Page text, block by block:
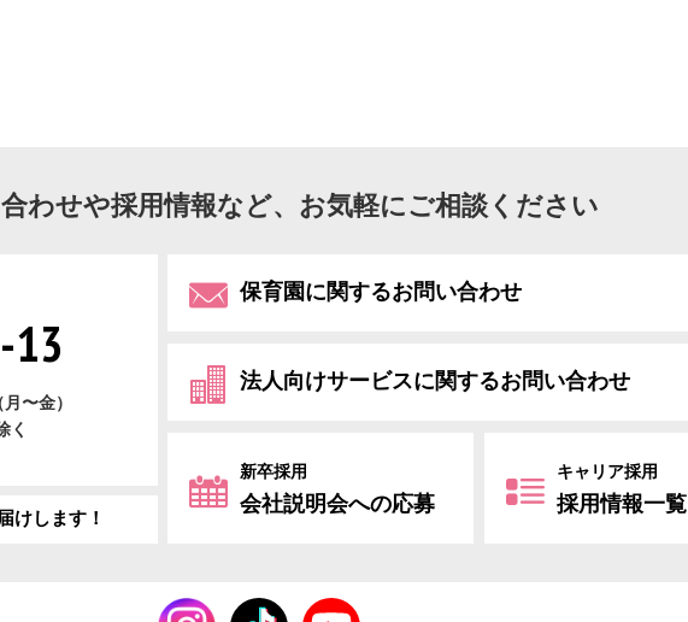
わせや採用情報など、お気軽にご相談ください
13
〜金）
く
けします！
保育園に関するお問い合わせ
法人向けサービスに関するお問い合わせ
新卒採用
会社説明会への応募
キャリア採用
採用情報一覧